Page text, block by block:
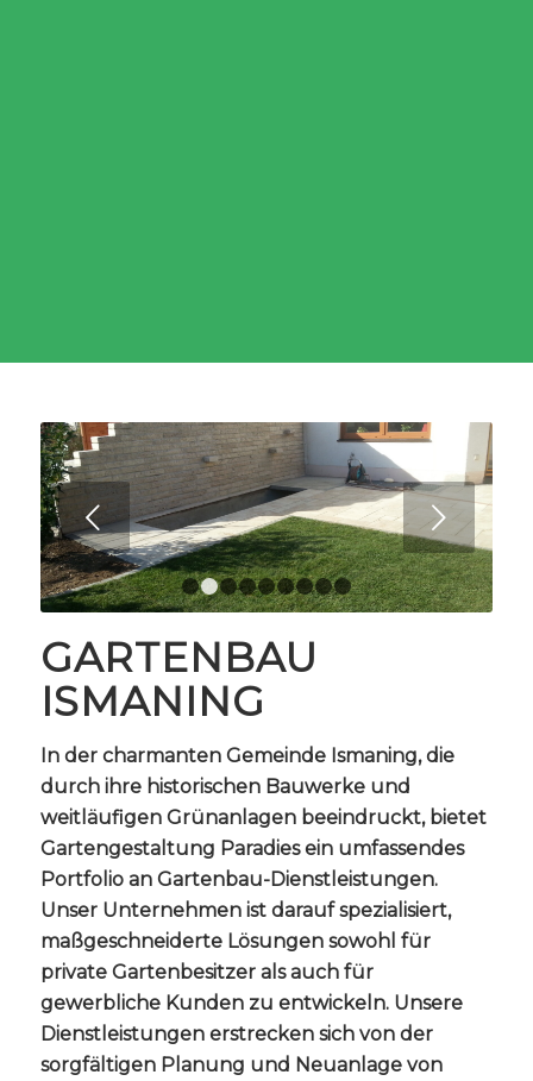
Weiter
1 2 3 4 5 6 7 8 9
GARTENBAU
ISMANING
In der charmanten Gemeinde Ismaning, die
durch ihre historischen Bauwerke und
weitläufigen Grünanlagen beeindruckt, bietet
Gartengestaltung Paradies ein umfassendes
Portfolio an Gartenbau-Dienstleistungen.
Unser Unternehmen ist darauf spezialisiert,
maßgeschneiderte Lösungen sowohl für
private Gartenbesitzer als auch für
gewerbliche Kunden zu entwickeln. Unsere
Dienstleistungen erstrecken sich von der
sorgfältigen Planung und Neuanlage von